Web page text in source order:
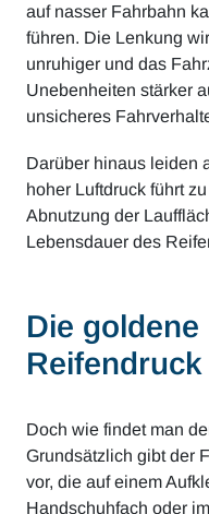
auf nasser Fahrbahn
führen. Die Lenkung
unruhiger und das
Unebenheiten stärker
unsicheres
Darüber hinaus leiden
hoher Luftdruck führt
Abnutzung der
Lebensdauer des
Die
Doch wie findet man
Grundsätzlich gibt der
vor, die auf einem
Handschuhfach oder